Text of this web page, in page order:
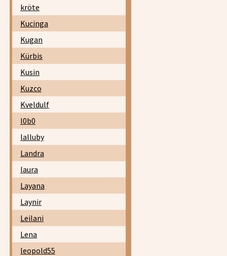
kröte
Kucinga
Kugan
Kürbis
Kusin
Kuzco
Kveldulf
l0b0
lalluby
Landra
laura
Layana
Laynir
Leilani
Lena
leopold55